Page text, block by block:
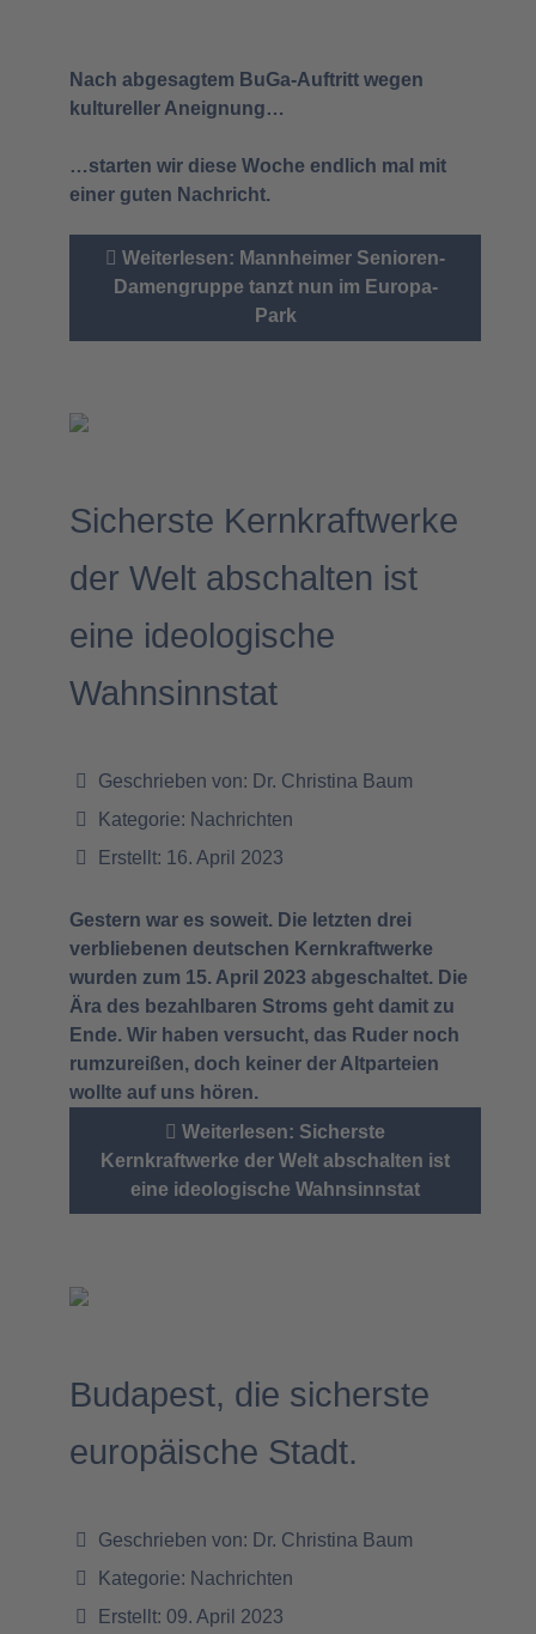
Nach abgesagtem BuGa-Auftritt wegen
kultureller Aneignung…
…starten wir diese Woche endlich mal mit
einer guten Nachricht.
Weiterlesen: Mannheimer Senioren-
Damengruppe tanzt nun im Europa-
Park
Sicherste Kernkraftwerke
der Welt abschalten ist
eine ideologische
Wahnsinnstat
Geschrieben von: Dr. Christina Baum
Kategorie: Nachrichten
Erstellt: 16. April 2023
Gestern war es soweit. Die letzten drei
verbliebenen deutschen Kernkraftwerke
wurden zum 15. April 2023 abgeschaltet. Die
Ära des bezahlbaren Stroms geht damit zu
Ende. Wir haben versucht, das Ruder noch
rumzureißen, doch keiner der Altparteien
wollte auf uns hören.
Weiterlesen: Sicherste
Kernkraftwerke der Welt abschalten ist
eine ideologische Wahnsinnstat
Budapest, die sicherste
europäische Stadt.
Geschrieben von: Dr. Christina Baum
Kategorie: Nachrichten
Erstellt: 09. April 2023